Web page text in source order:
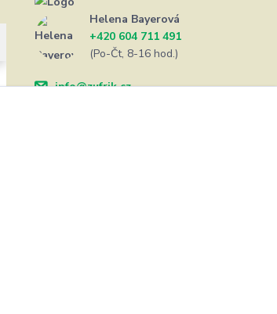
Helena Bayerová
+420 604 711 491
(Po-Čt, 8-16 hod.)
info@zufrik.cz